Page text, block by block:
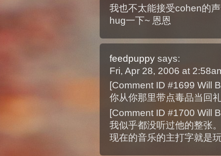
我也不太能接受cohen的
hug一下~ 恩恩
feedpuppy says:
Fri, Apr 28, 2006 at
[Comment ID #1699 Will
你从你那里带点毒品当回
[Comment ID #1700 Will
我似乎都没听过他的整张
现在的音乐的主打字就是